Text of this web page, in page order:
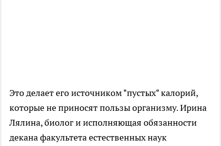
Это делает его источником "пустых" калорий,
которые не приносят пользы организму. Ирина
Лялина, биолог и исполняющая обязанности
декана факультета естественных наук